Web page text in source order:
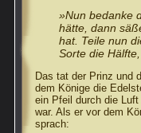
»Nun bedanke
hätte, dann
hat. Teile nun
Sorte die
Das tat der Prinz und
dem Könige die
ein Pfeil durch die
war. Als er vor dem
sprach: